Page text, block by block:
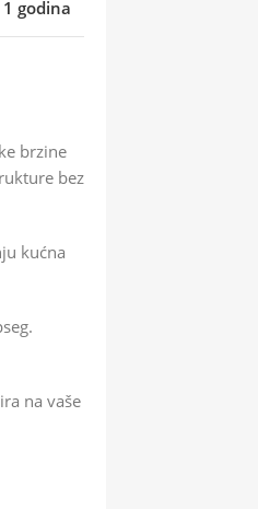
1 godina
brzine
bez
kućna
na vaše